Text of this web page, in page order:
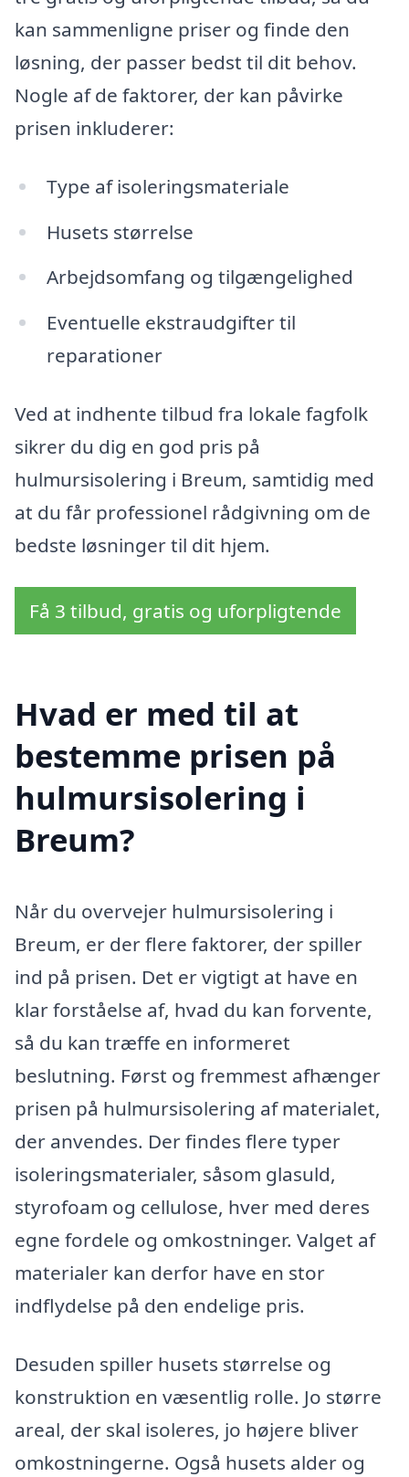
kan sammenligne priser og finde den
løsning, der passer bedst til dit behov.
Nogle af de faktorer, der kan påvirke
prisen inkluderer:
Type af isoleringsmateriale
Husets størrelse
Arbejdsomfang og tilgængelighed
Eventuelle ekstraudgifter til
reparationer
Ved at indhente tilbud fra lokale fagfolk
sikrer du dig en god pris på
hulmursisolering i Breum, samtidig med
at du får professionel rådgivning om de
bedste løsninger til dit hjem.
Få 3 tilbud, gratis og uforpligtende
Hvad er med til at
bestemme prisen på
hulmursisolering i
Breum?
Når du overvejer hulmursisolering i
Breum, er der flere faktorer, der spiller
ind på prisen. Det er vigtigt at have en
klar forståelse af, hvad du kan forvente,
så du kan træffe en informeret
beslutning. Først og fremmest afhænger
prisen på hulmursisolering af materialet,
der anvendes. Der findes flere typer
isoleringsmaterialer, såsom glasuld,
styrofoam og cellulose, hver med deres
egne fordele og omkostninger. Valget af
materialer kan derfor have en stor
indflydelse på den endelige pris.
Desuden spiller husets størrelse og
konstruktion en væsentlig rolle. Jo større
areal, der skal isoleres, jo højere bliver
omkostningerne. Også husets alder og